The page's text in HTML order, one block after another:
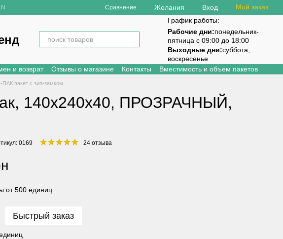
Сравнение Желания Вход Мой заказ
График работы:
Рабочие дни:понедельник-
пятница с 09:00 до 18:00
Выходные дни:суббота,
воскресенье
и возврат Отзывы о магазине Контакты
Вместимость и объем пакетов
пакет с зип-замком
140х240х40, ПРОЗРАЧНЫЙ,
0169 24 отзыва
от 500 единиц
Быстрый заказ